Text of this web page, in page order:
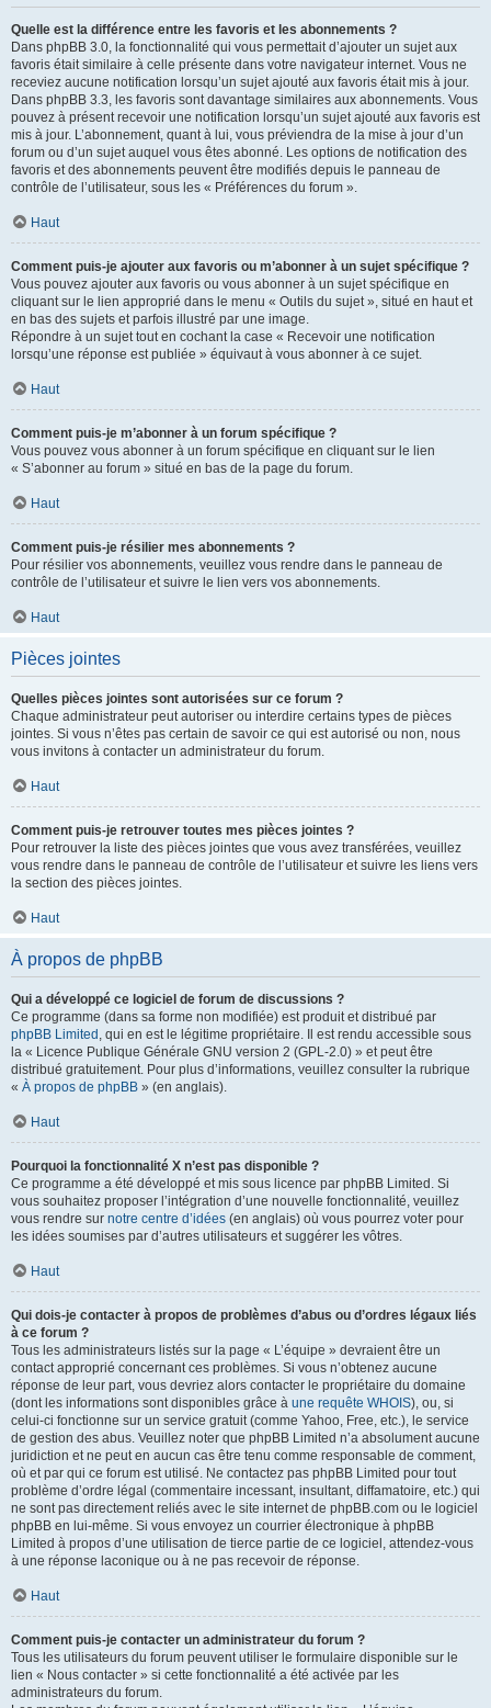
Quelle est la différence entre les favoris et les abonnements ?
Dans phpBB 3.0, la fonctionnalité qui vous permettait d’ajouter un sujet aux
favoris était similaire à celle présente dans votre navigateur internet. Vous ne
receviez aucune notification lorsqu’un sujet ajouté aux favoris était mis à jour.
Dans phpBB 3.3, les favoris sont davantage similaires aux abonnements. Vous
pouvez à présent recevoir une notification lorsqu’un sujet ajouté aux favoris est
mis à jour. L’abonnement, quant à lui, vous préviendra de la mise à jour d’un
forum ou d’un sujet auquel vous êtes abonné. Les options de notification des
favoris et des abonnements peuvent être modifiés depuis le panneau de
contrôle de l’utilisateur, sous les « Préférences du forum ».
Haut
Comment puis-je ajouter aux favoris ou m’abonner à un sujet spécifique ?
Vous pouvez ajouter aux favoris ou vous abonner à un sujet spécifique en
cliquant sur le lien approprié dans le menu « Outils du sujet », situé en haut et
en bas des sujets et parfois illustré par une image.
Répondre à un sujet tout en cochant la case « Recevoir une notification
lorsqu’une réponse est publiée » équivaut à vous abonner à ce sujet.
Haut
Comment puis-je m’abonner à un forum spécifique ?
Vous pouvez vous abonner à un forum spécifique en cliquant sur le lien
« S’abonner au forum » situé en bas de la page du forum.
Haut
Comment puis-je résilier mes abonnements ?
Pour résilier vos abonnements, veuillez vous rendre dans le panneau de
contrôle de l’utilisateur et suivre le lien vers vos abonnements.
Haut
Pièces jointes
Quelles pièces jointes sont autorisées sur ce forum ?
Chaque administrateur peut autoriser ou interdire certains types de pièces
jointes. Si vous n’êtes pas certain de savoir ce qui est autorisé ou non, nous
vous invitons à contacter un administrateur du forum.
Haut
Comment puis-je retrouver toutes mes pièces jointes ?
Pour retrouver la liste des pièces jointes que vous avez transférées, veuillez
vous rendre dans le panneau de contrôle de l’utilisateur et suivre les liens vers
la section des pièces jointes.
Haut
À propos de phpBB
Qui a développé ce logiciel de forum de discussions ?
Ce programme (dans sa forme non modifiée) est produit et distribué par
phpBB Limited , qui en est le légitime propriétaire. Il est rendu accessible sous
la « Licence Publique Générale GNU version 2 (GPL-2.0) » et peut être
distribué gratuitement. Pour plus d’informations, veuillez consulter la rubrique
« À propos de phpBB » (en anglais).
Haut
Pourquoi la fonctionnalité X n’est pas disponible ?
Ce programme a été développé et mis sous licence par phpBB Limited. Si
vous souhaitez proposer l’intégration d’une nouvelle fonctionnalité, veuillez
vous rendre sur notre centre d’idées (en anglais) où vous pourrez voter pour
les idées soumises par d’autres utilisateurs et suggérer les vôtres.
Haut
Qui dois-je contacter à propos de problèmes d’abus ou d’ordres légaux liés
à ce forum ?
Tous les administrateurs listés sur la page « L’équipe » devraient être un
contact approprié concernant ces problèmes. Si vous n’obtenez aucune
réponse de leur part, vous devriez alors contacter le propriétaire du domaine
(dont les informations sont disponibles grâce à une requête WHOIS), ou, si
celui-ci fonctionne sur un service gratuit (comme Yahoo, Free, etc.), le service
de gestion des abus. Veuillez noter que phpBB Limited n’a absolument aucune
juridiction et ne peut en aucun cas être tenu comme responsable de comment,
où et par qui ce forum est utilisé. Ne contactez pas phpBB Limited pour tout
problème d’ordre légal (commentaire incessant, insultant, diffamatoire, etc.) qui
ne sont pas directement reliés avec le site internet de phpBB.com ou le logiciel
phpBB en lui-même. Si vous envoyez un courrier électronique à phpBB
Limited à propos d’une utilisation de tierce partie de ce logiciel, attendez-vous
à une réponse laconique ou à ne pas recevoir de réponse.
Haut
Comment puis-je contacter un administrateur du forum ?
Tous les utilisateurs du forum peuvent utiliser le formulaire disponible sur le
lien « Nous contacter » si cette fonctionnalité a été activée par les
administrateurs du forum.